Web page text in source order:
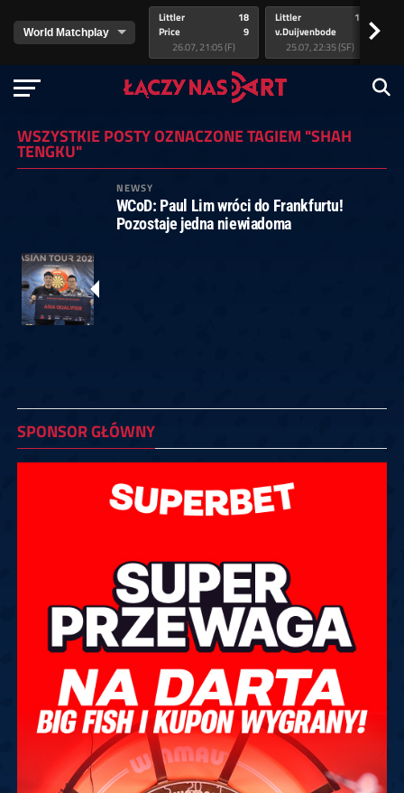
Littler
Price
18
9
26.07, 21:05 (F)
Littler
v.Duijvenbode
17
25.07, 22:35 (SF)
>
WSZYSTKIE POSTY OZNACZONE TAGIEM "SHAH
TENGKU"
NEWSY
WCoD: Paul Lim wróci do Frankfurtu!
Pozostaje jedna niewiadoma
SPONSOR GŁÓWNY